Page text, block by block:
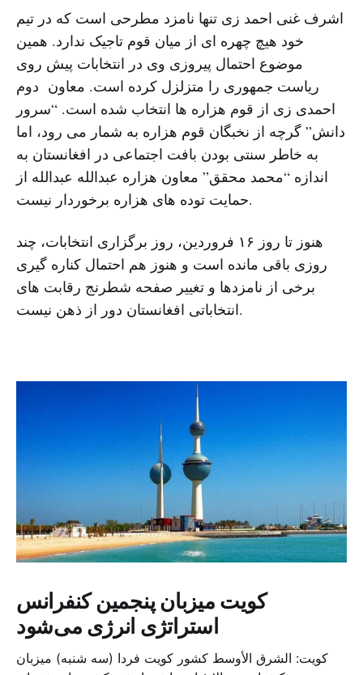
اشرف غنی احمد زی تنها نامزد مطرحی است که در تیم
خود هیچ چهره ای از میان قوم تاجیک ندارد. همین
موضوع احتمال پیروزی وی در انتخابات پیش روی
ریاست جمهوری را متزلزل کرده است. معاون دوم
احمدی زی از قوم هزاره ها انتخاب شده است. “سرور
دانش” گرچه از نخبگان قوم هزاره به شمار می رود، اما
به خاطر سنتی بودن بافت اجتماعی در افغانستان به
اندازه “محمد محقق” معاون هزاره عبدالله عبدالله از
حمایت توده های هزاره برخوردار نیست.
هنوز تا روز ۱۶ فروردین، روز برگزاری انتخابات، چند
روزی باقی مانده است و هنوز هم احتمال کناره گیری
برخی از نامزدها و تغییر صفحه شطرنج رقابت های
انتخاباتی افغانستان دور از ذهن نیست.
کویت میزبان پنجمین کنفرانس
استراتژی انرژی می‌شود
کویت: الشرق الأوسط کشور کویت فردا (سه شنبه) میزبان